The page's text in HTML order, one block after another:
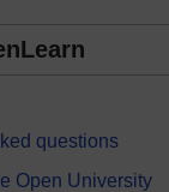
questions
Open University